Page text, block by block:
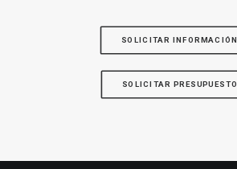
SOLICITAR INFORMACIÓN
SOLICITAR PRESUPUESTO